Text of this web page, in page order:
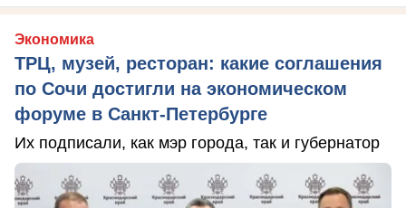
Экономика
ТРЦ, музей, ресторан: какие соглашения
по Сочи достигли на экономическом
форуме в Санкт-Петербурге
Их подписали, как мэр города, так и губернатор